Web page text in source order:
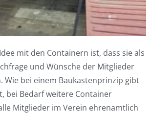
mit den Containern ist, dass sie als
und Wünsche der Mitglieder
Wie bei einem Baukastenprinzip gibt
bei Bedarf weitere Container
Mitglieder im Verein ehrenamtlich